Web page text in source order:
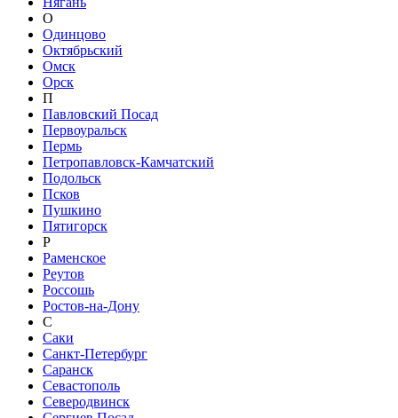
О
Одинцово
Октябрьский
Омск
Орск
П
Павловский Посад
Первоуральск
Пермь
Петропавловск-Камчатский
Подольск
Псков
Пушкино
Пятигорск
Р
Раменское
Реутов
Россошь
Ростов-на-Дону
С
Саки
Санкт-Петербург
Саранск
Севастополь
Северодвинск